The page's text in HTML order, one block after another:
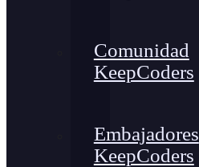
Comunidad
KeepCoders
Embajadores
KeepCoders